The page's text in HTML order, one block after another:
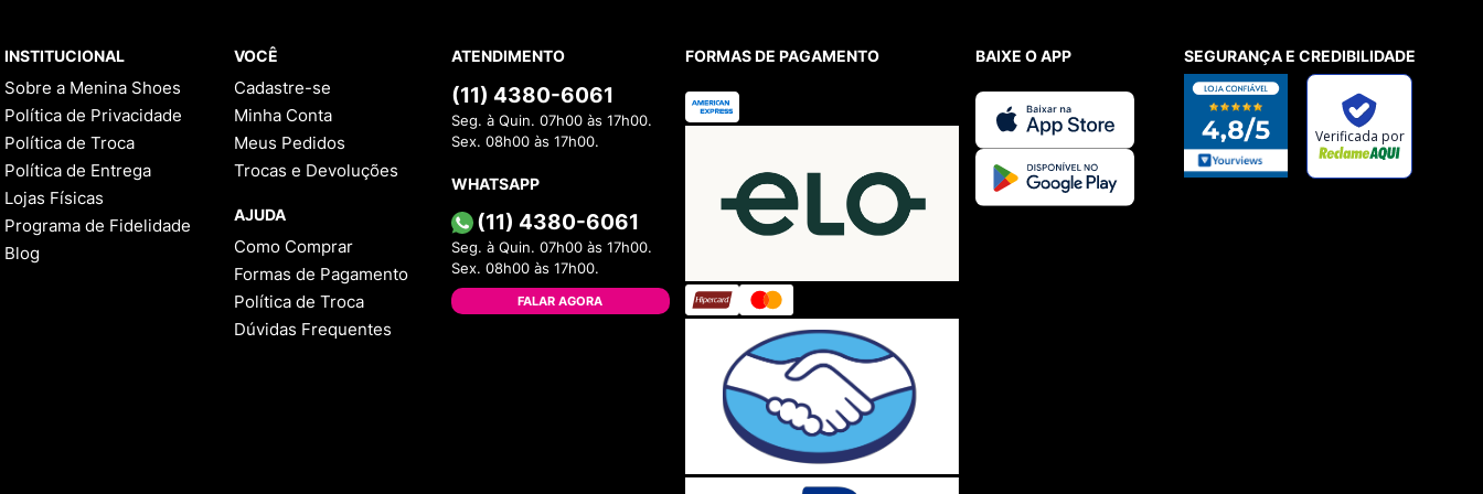
INSTITUCIONAL
Sobre a Menina Shoes
Política de Privacidade
Política de Troca
Política de Entrega
Lojas Físicas
Programa de Fidelidade
Blog
VOCÊ
Cadastre-se
Minha Conta
Meus Pedidos
Trocas e Devoluções
AJUDA
Como Comprar
Formas de Pagamento
Política de Troca
Dúvidas Frequentes
ATENDIMENTO
(11) 4380-6061
Seg. à Quin. 07h00 às 17h00.
Sex. 08h00 às 17h00.
WHATSAPP
(11) 4380-6061
Seg. à Quin. 07h00 às 17h00.
Sex. 08h00 às 17h00.
FALAR AGORA
FORMAS DE PAGAMENTO BAIXE O APP SEGURANÇA E CREDIBILIDADE